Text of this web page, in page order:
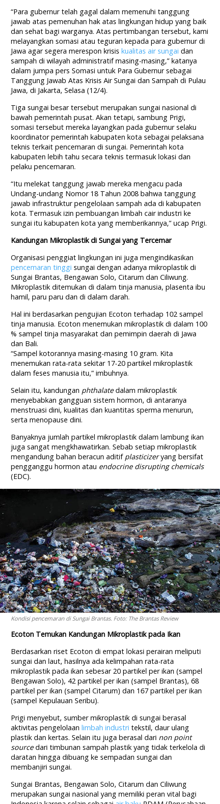
“Para gubernur telah gagal dalam memenuhi tanggung
jawab atas pemenuhan hak atas lingkungan hidup yang baik
dan sehat bagi warganya. Atas pertimbangan tersebut, kami
melayangkan somasi atau teguran kepada para gubernur di
Jawa agar segera merespon krisiskualitas air sungai dan
sampah di wilayah administratif masing-masing,” katanya
dalam jumpa pers Somasi untuk Para Gubernur sebagai
Tanggung Jawab Atas Krisis Air Sungai dan Sampah di Pulau
Jawa, di Jakarta, Selasa (12/4).
Tiga sungai besar tersebut merupakan sungai nasional di
bawah pemerintah pusat. Akan tetapi, sambung Prigi,
somasi tersebut mereka layangkan pada gubernur selaku
koordinator pemerintah kabupaten kota sebagai pelaksana
teknis terkait pencemaran di sungai. Pemerintah kota
kabupaten lebih tahu secara teknis termasuk lokasi dan
pelaku pencemaran.
“Itu melekat tanggung jawab mereka mengacu pada
Undang-undang Nomor 18 Tahun 2008 bahwa tanggung
jawab infrastruktur pengelolaan sampah ada di kabupaten
kota. Termasuk izin pembuangan limbah cair industri ke
sungai itu kabupaten kota yang memberikannya,” ucap Prigi.
Kandungan Mikroplastik di Sungai yang Tercemar
Organisasi penggiat lingkungan ini juga mengindikasikan
pencemaran tinggi sungai dengan adanya mikroplastik di
Sungai Brantas, Bengawan Solo, Citarum dan Ciliwung.
Mikroplastik ditemukan di dalam tinja manusia, plasenta ibu
hamil, paru paru dan di dalam darah.
Hal ini berdasarkan pengujian Ecoton terhadap 102 sampel
tinja manusia. Ecoton menemukan mikroplastik di dalam 100
% sampel tinja masyarakat dan pemimpin daerah di Jawa
dan Bali.
“Sampel kotorannya masing-masing 10 gram. Kita
menemukan rata-rata sekitar 17-20 partikel mikroplastik
dalam feses manusia itu,” imbuhnya.
Selain itu, kandungan phthalatedalam mikroplastik
menyebabkan gangguan sistem hormon, di antaranya
menstruasi dini, kualitas dan kuantitas sperma menurun,
serta menopause dini.
Banyaknya jumlah partikel mikroplastik dalam lambung ikan
juga sangat mengkhawatirkan. Sebab setiap mikroplastik
mengandung bahan beracun aditif plasticizeryang bersifat
pengganggu hormon atau endocrine disrupting chemicals
(EDC).
Kondisi pencemaran di Sungai Brantas. Foto: The Brantas Review
Ecoton Temukan Kandungan Mikroplastik pada Ikan
Berdasarkan riset Ecoton di empat lokasi perairan meliputi
sungai dan laut, hasilnya ada kelimpahan rata-rata
mikroplastik pada ikan sebesar 20 partikel per ikan (sampel
Bengawan Solo), 42 partikel per ikan (sampel Brantas), 68
partikel per ikan (sampel Citarum) dan 167 partikel per ikan
(sampel Kepulauan Seribu).
Prigi menyebut, sumber mikroplastik di sungai berasal
aktivitas pengelolaanlimbah industri tekstil, daur ulang
plastik dan kertas. Selain itu juga berasal dari non point
sourcedari timbunan sampah plastik yang tidak terkelola di
daratan hingga dibuang ke sempadan sungai dan
membanjiri sungai.
Sungai Brantas, Bengawan Solo, Citarum dan Ciliwung
merupakan sungai nasional yang memiliki peran vital bagi